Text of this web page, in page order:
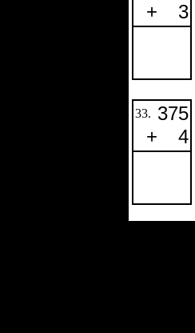
+
3
33. 375
+
4